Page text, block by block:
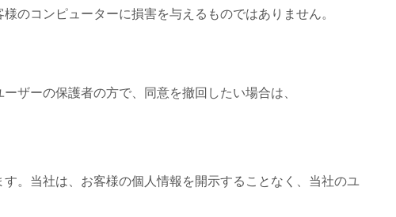
のコンピューターに損害を与えるものではありません。
ザーの保護者の方で、同意を撤回したい場合は、
。当社は、お客様の個人情報を開示することなく、当社のユ